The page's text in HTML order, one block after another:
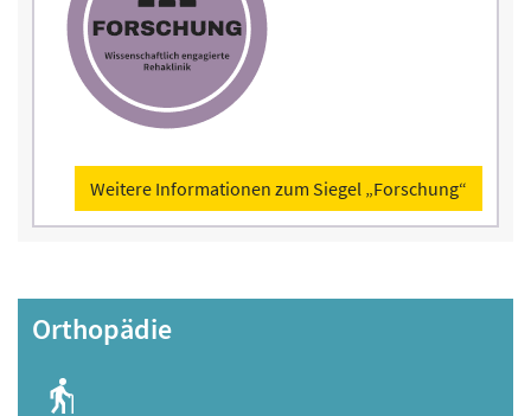
Weitere Informationen zum Siegel „Forschung“
Orthopädie